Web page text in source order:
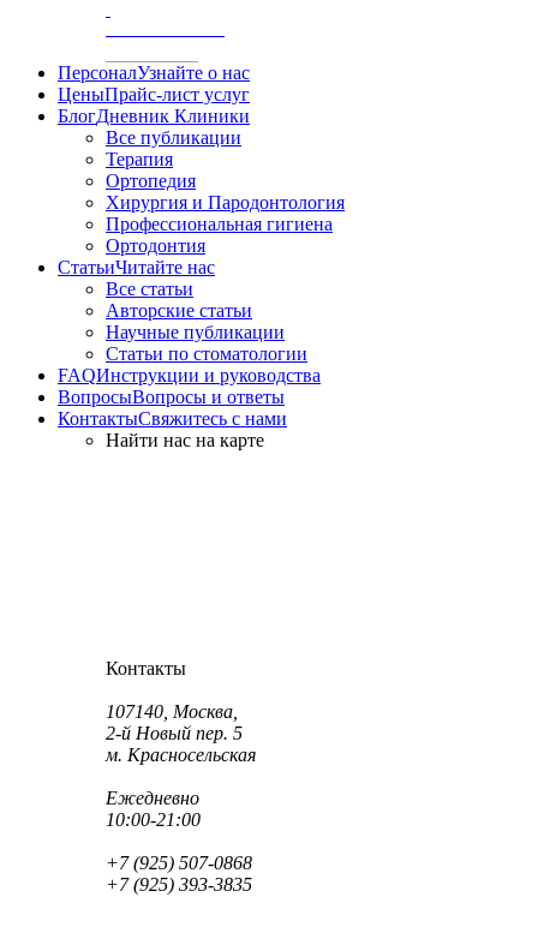
ПерсоналУзнайте о нас
ЦеныПрайс-лист услуг
БлогДневник Клиники
Все публикации
Терапия
Ортопедия
Хирургия и Пародонтология
Профессиональная гигиена
Ортодонтия
СтатьиЧитайте нас
Все статьи
Авторские статьи
Научные публикации
Статьи по стоматологии
FAQИнструкции и руководства
ВопросыВопросы и ответы
КонтактыСвяжитесь с нами
Найти нас на карте
Контакты
107140, Москва,
2-й Новый пер. 5
м. Красносельская
Ежедневно
10:00-21:00
+7 (925) 507-0868
+7 (925) 393-3835